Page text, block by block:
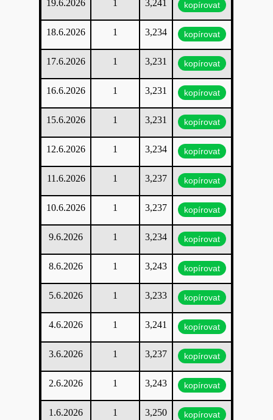
19.6.2026 1 3,241 kopírovat
18.6.2026 1 3,234 kopírovat
17.6.2026 1 3,231 kopírovat
16.6.2026 1 3,231 kopírovat
15.6.2026 1 3,231 kopírovat
12.6.2026 1 3,234 kopírovat
11.6.2026 1 3,237 kopírovat
10.6.2026 1 3,237 kopírovat
9.6.2026 1 3,234 kopírovat
8.6.2026 1 3,243 kopírovat
5.6.2026 1 3,233 kopírovat
4.6.2026 1 3,241 kopírovat
3.6.2026 1 3,237 kopírovat
2.6.2026 1 3,243 kopírovat
1.6.2026 1 3,250 kopírovat